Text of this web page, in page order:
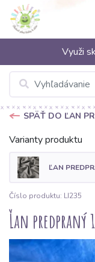
Využi
SPÄŤ DO ĽAN
Varianty produktu
ĽAN
Číslo produktu: LI235
Ľan predpraný